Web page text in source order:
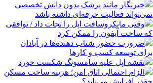
خبرنگار مانند پزشک بدون دانش تخصصی
نمی‌تواند فعالیت حرفه‌ای داشته باشد
وقتی مایکروسافت اپل را نجات داد / توافقی
که ساخت آیفون را ممکن کرد
ضرورت حضور شتاب ‌دهنده‌ها در آبادان
برای توسعه کسب‌ و کارها
نقشه اپل علیه سامسونگ شکست خورد
الزام احتمالی اتاق امن؛ هزینه ساخت مسکن